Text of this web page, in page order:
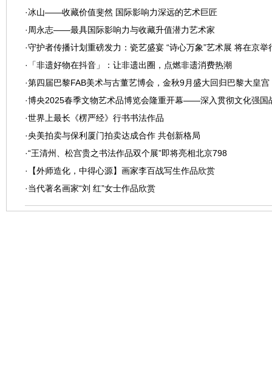
·冰山——收藏价值斐然 国际影响力深远的艺术巨匠
· 周永志——最具国际影响力与收藏升值潜力艺术家
·守护者传播计划重磅发力：瓷艺盛宴 “诗心万象”艺术展 将在京举
·
「非遗好物在抖音」：让非遗出圈，点燃非遗消费热潮
·第四届巴黎FAB美术与古董艺博会，金秋9月盛大回归巴黎大皇宫
·博央2025春季文物艺术品博览会隆重开幕——深入贯彻文化强国
发展
·世界上最长《楞严经》行书书法作品
·央美拍卖与保利厦门拍卖达成合作 共创新格局
·“王清州、松宫贵之书法作品双个展”即将亮相北京798
·
【外师造化，中得心源】画家李百战写生作品欣赏
·当代著名画家“刘 红”女士作品欣赏